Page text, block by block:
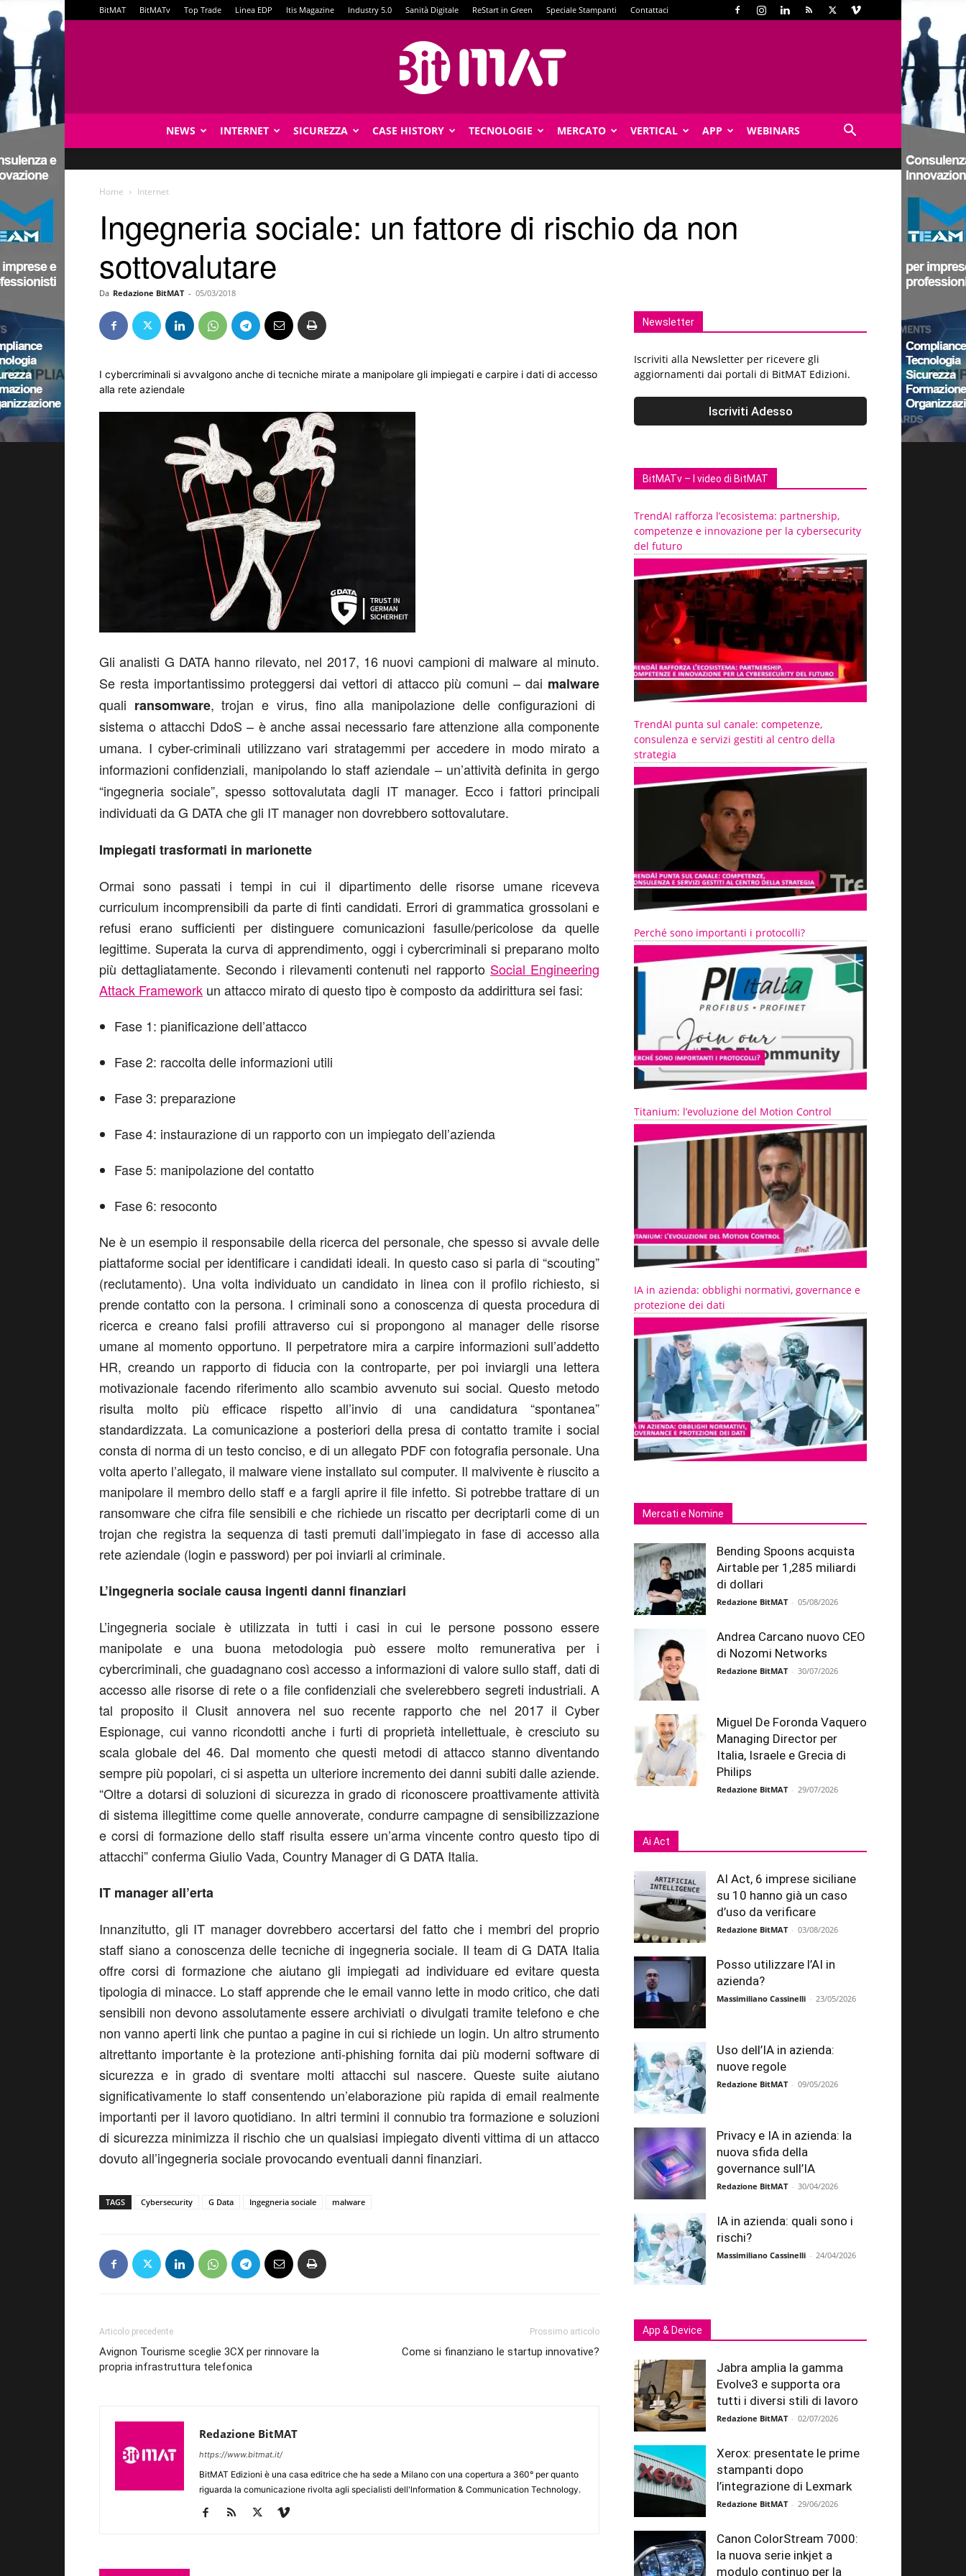
BitMAT BitMATv Top Trade Linea EDP Itis Magazine Industry 5.0 Sanità Digitale ReStart in Green Speciale Stampanti Contattaci
NEWS INTERNET SICUREZZA CASE HISTORY TECNOLOGIE MERCATO VERTICAL APP WEBINARS
Home Internet
Ingegneria sociale: un fattore di rischio da non
sottovalutare
Da Redazione BitMAT - 05/03/2018
I cybercriminali si avvalgono anche di tecniche mirate a manipolare gli impiegati e carpire i dati di accesso
alla rete aziendale
Gli analisti G DATA hanno rilevato, nel 2017, 16 nuovi campioni di malware al minuto.
Se resta importantissimo proteggersi dai vettori di attacco più comuni – dai malware
quali ransomware, trojan e virus, fino alla manipolazione delle configurazioni di
sistema o attacchi DdoS – è anche assai necessario fare attenzione alla componente
umana. I cyber-criminali utilizzano vari stratagemmi per accedere in modo mirato a
informazioni confidenziali, manipolando lo staff aziendale – un’attività definita in gergo
“ingegneria sociale”,spesso sottovalutata dagli IT manager. Ecco i fattori principali
individuati da G DATA che gli IT manager non dovrebbero sottovalutare.
Impiegati trasformati in marionette
Ormai sono passati i tempi in cui il dipartimento delle risorse umane riceveva
curriculum incomprensibili da parte di finti candidati. Errori di grammatica grossolani e
refusi erano sufficienti per distinguere comunicazioni fasulle/pericolose da quelle
legittime. Superata la curva di apprendimento, oggi i cybercriminali si preparano molto
più dettagliatamente. Secondo i rilevamenti contenuti nel rapporto Social Engineering
Attack Framework un attacco mirato di questo tipo è composto da addirittura sei fasi:
Fase 1: pianificazione dell’attacco
Fase 2: raccolta delle informazioni utili
Fase 3: preparazione
Fase 4: instaurazione di un rapporto con un impiegato dell’azienda
Fase 5: manipolazione del contatto
Fase 6: resoconto
Ne è un esempio il responsabile della ricerca del personale, che spesso si avvale delle
piattaforme social per identificare i candidati ideali. In questo caso si parla di “scouting”
(reclutamento). Una volta individuato un candidato in linea con il profilo richiesto, si
prende contatto con la persona. I criminali sono a conoscenza di questa procedura di
ricerca e creano falsi profili attraverso cui si propongono al manager delle risorse
umane al momento opportuno. Il perpetratore mira a carpire informazioni sull’addetto
HR, creando un rapporto di fiducia con la controparte, per poi inviargli una lettera
motivazionale facendo riferimento allo scambio avvenuto sui social. Questo metodo
risulta molto più efficace rispetto all’invio di una candidatura “spontanea”
standardizzata. La comunicazione a posteriori della presa di contatto tramite i social
consta di norma di un testo conciso, e di un allegato PDF con fotografia personale. Una
volta aperto l’allegato, il malware viene installato sul computer. Il malvivente è riuscito a
manipolare il membro dello staff e a fargli aprire il file infetto. Si potrebbe trattare di un
ransomware che cifra file sensibili e che richiede un riscatto per decriptarli come di un
trojan che registra la sequenza di tasti premuti dall’impiegato in fase di accesso alla
rete aziendale (login e password) per poi inviarli al criminale.
L’ingegneria sociale causa ingenti danni finanziari
L’ingegneria sociale è utilizzata in tutti i casi in cui le persone possono essere
manipolate e una buona metodologia può essere molto remunerativa per i
cybercriminali, che guadagnano così accesso a informazioni di valore sullo staff, dati di
accesso alle risorse di rete o a file confidenziali che svelerebbero segreti industriali. A
tal proposito il Clusit annovera nel suo recente rapporto che nel 2017 il Cyber
Espionage, cui vanno ricondotti anche i furti di proprietà intellettuale, è cresciuto su
scala globale del 46. Dal momento che questi metodi di attacco stanno diventando
sempre più popolari, ci si aspetta un ulteriore incremento dei danni subiti dalle aziende.
“Oltre a dotarsi di soluzioni di sicurezza in grado di riconoscere proattivamente attività
di sistema illegittime come quelle annoverate, condurre campagne di sensibilizzazione
e corsi di formazione dello staff risulta essere un’arma vincente contro questo tipo di
attacchi” conferma Giulio Vada, Country Manager di G DATA Italia.
IT manager all’erta
Innanzitutto, gli IT manager dovrebbero accertarsi del fatto che i membri del proprio
staff siano a conoscenza delle tecniche di ingegneria sociale. Il team di G DATA Italia
offre corsi di formazione che aiutano gli impiegati ad individuare ed evitare questa
tipologia di minacce. Lo staff apprende che le email vanno lette in modo critico, che dati
sensibili non devono assolutamente essere archiviati o divulgati tramite telefono e che
non vanno aperti link che puntao a pagine in cui si richiede un login. Un altro strumento
altrettanto importante è la protezione anti-phishing fornita dai più moderni software di
sicurezza e in grado di sventare molti attacchi sul nascere. Queste suite aiutano
significativamente lo staff consentendo un’elaborazione più rapida di email realmente
importanti per il lavoro quotidiano. In altri termini il connubio tra formazione e soluzioni
di sicurezza minimizza il rischio che un qualsiasi impiegato diventi vittima di un attacco
dovuto all’ingegneria sociale provocando eventuali danni finanziari.
TAGS Cybersecurity G Data Ingegneria sociale malware
Articolo precedente
Avignon Tourisme sceglie 3CX per rinnovare la
propria infrastruttura telefonica
Prossimo articolo
Come si finanziano le startup innovative?
Redazione BitMAT
https://www.bitmat.it/
BitMAT Edizioni è una casa editrice che ha sede a Milano con una copertura a 360° per quanto
riguarda la comunicazione rivolta agli specialisti dell'lnformation & Communication Technology.
Newsletter
Iscriviti alla Newsletter per ricevere gli
aggiornamenti dai portali di BitMAT Edizioni.
BitMATv – I video di BitMAT
TrendAI rafforza l’ecosistema: partnership,
competenze e innovazione per la cybersecurity
del futuro
TrendAI punta sul canale: competenze,
consulenza e servizi gestiti al centro della
strategia
Perché sono importanti i protocolli?
Titanium: l’evoluzione del Motion Control
IA in azienda: obblighi normativi, governance e
protezione dei dati
Mercati e Nomine
Bending Spoons acquista
Airtable per 1,285 miliardi
di dollari
Redazione BitMAT - 05/08/2026
Andrea Carcano nuovo CEO
di Nozomi Networks
Redazione BitMAT - 30/07/2026
Miguel De Foronda Vaquero
Managing Director per
Italia, Israele e Grecia di
Philips
Redazione BitMAT - 29/07/2026
Ai Act
AI Act, 6 imprese siciliane
su 10 hanno già un caso
d’uso da verificare
Redazione BitMAT - 03/08/2026
Posso utilizzare l’AI in
azienda?
Massimiliano Cassinelli - 23/05/2026
Uso dell’IA in azienda:
nuove regole
Redazione BitMAT - 09/05/2026
Privacy e IA in azienda: la
nuova sfida della
governance sull’IA
Redazione BitMAT - 30/04/2026
IA in azienda: quali sono i
rischi?
Massimiliano Cassinelli - 24/04/2026
App & Device
Jabra amplia la gamma
Evolve3 e supporta ora
tutti i diversi stili di lavoro
Redazione BitMAT - 02/07/2026
Xerox: presentate le prime
stampanti dopo
l’integrazione di Lexmark
Redazione BitMAT - 29/06/2026
Canon ColorStream 7000:
la nuova serie inkjet a
modulo continuo per la